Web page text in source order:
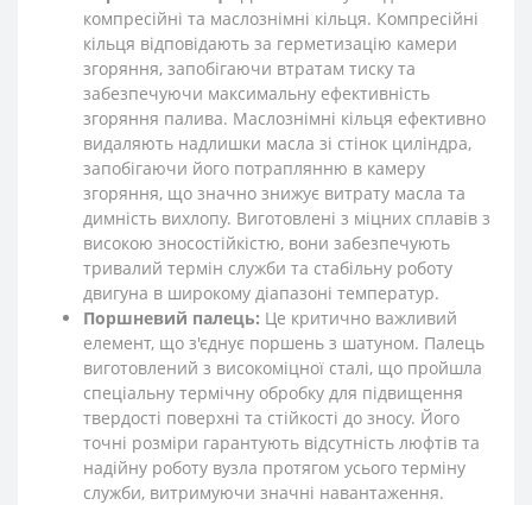
компресійні та маслознімні кільця. Компресійні
кільця відповідають за герметизацію камери
згоряння, запобігаючи втратам тиску та
забезпечуючи максимальну ефективність
згоряння палива. Маслознімні кільця ефективно
видаляють надлишки масла зі стінок циліндра,
запобігаючи його потраплянню в камеру
згоряння, що значно знижує витрату масла та
димність вихлопу. Виготовлені з міцних сплавів з
високою зносостійкістю, вони забезпечують
тривалий термін служби та стабільну роботу
двигуна в широкому діапазоні температур.
Поршневий палець: Це критично важливий
елемент, що з'єднує поршень з шатуном. Палець
виготовлений з високоміцної сталі, що пройшла
спеціальну термічну обробку для підвищення
твердості поверхні та стійкості до зносу. Його
точні розміри гарантують відсутність люфтів та
надійну роботу вузла протягом усього терміну
служби, витримуючи значні навантаження.